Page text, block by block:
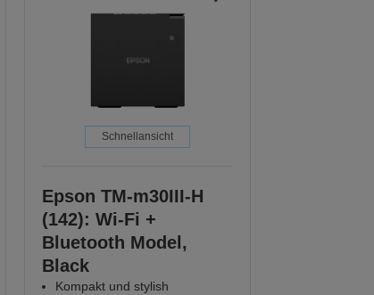
Schnellansicht
Epson TM-m30III-H
(142): Wi-Fi +
Bluetooth Model,
Black
Kompakt und stylish